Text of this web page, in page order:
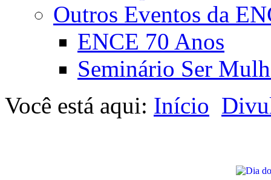
Outros Eventos da
ENCE 70 Anos
Seminário Ser
Você está aqui: Início